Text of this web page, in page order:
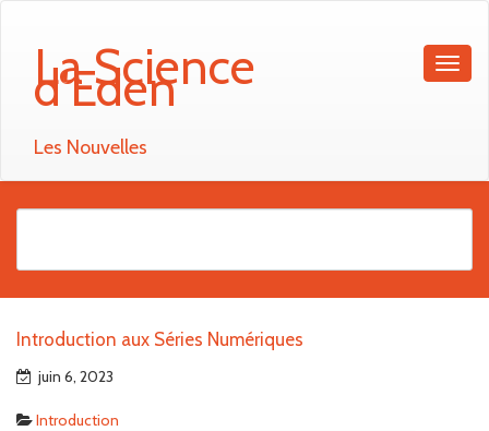
La Science
d'Eden
Les Nouvelles
Introduction aux Séries Numériques
juin 6, 2023
Introduction